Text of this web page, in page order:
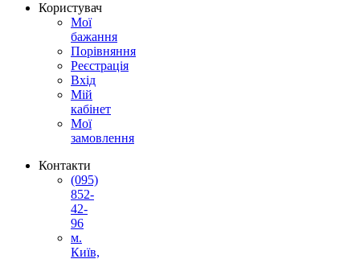
Користувач
Мої
бажання
Порівняння
Реєстрація
Вхід
Мій
кабінет
Мої
замовлення
Контакти
(095)
852-
42-
96
м.
Київ,